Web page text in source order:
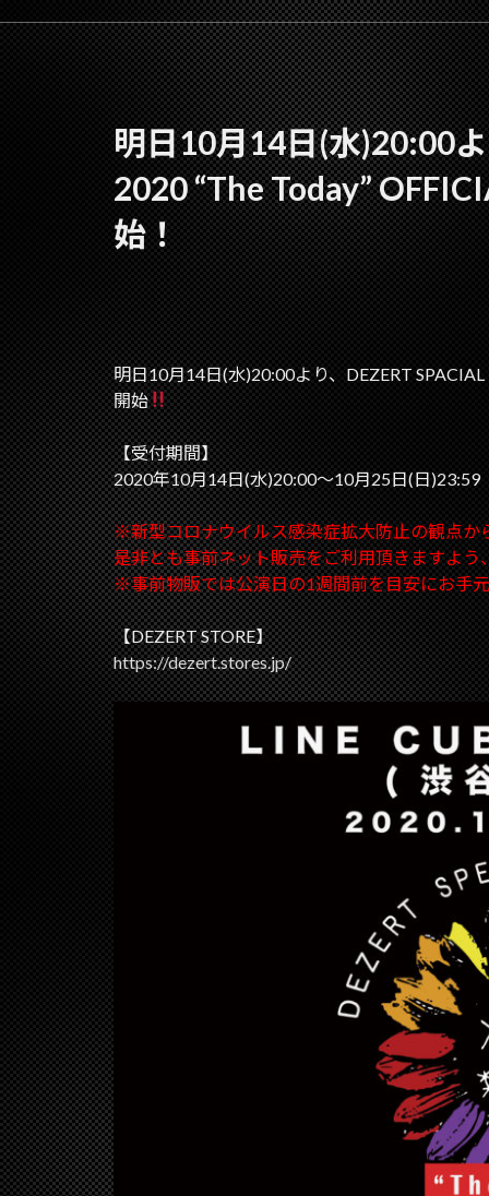
明日10月14日(水)20:00
2020 “The Today”
始！
明日10月14日(水)20:00より、DEZERT
開始
【受付期間】
2020年10月14日(水)20:00～10月25日(日)23:59
※新型コロナウイルス感染症拡大防止の観点か
是非とも事前ネット販売をご利用頂きますよう
※事前物販では公演日の1週間前を目安にお手
【DEZERT STORE】
https://dezert.stores.jp/